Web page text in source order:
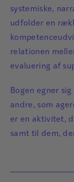
systemiske,
udfolder en
relationen
evaluering af
Bogen egner
andre, som
er en aktivitet,
samt til dem,